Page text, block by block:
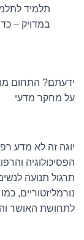
תלמיד
במדויק –
ידעתם? התחום
על מחקר מדעי
יוגה זה לא מדע
הפסיכולוגיה
תרגול תנועה
נורמליזטוריים,
לתחושת האושר